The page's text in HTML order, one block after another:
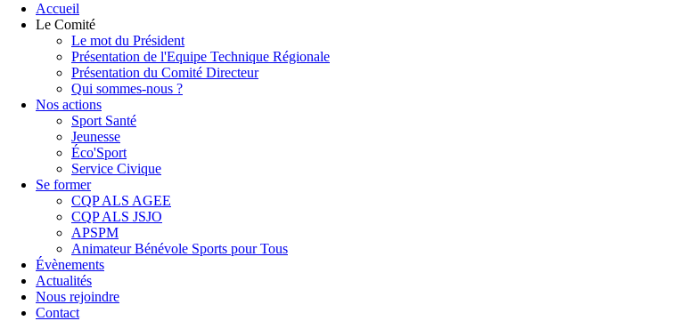
Accueil
Le Comité
Le mot du Président
Présentation de l'Equipe Technique Régionale
Présentation du Comité Directeur
Qui sommes-nous ?
Nos actions
Sport Santé
Jeunesse
Éco'Sport
Service Civique
Se former
CQP ALS AGEE
CQP ALS JSJO
APSPM
Animateur Bénévole Sports pour Tous
Évènements
Actualités
Nous rejoindre
Contact